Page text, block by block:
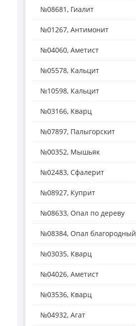
№08681, Гиалит
№01267, Антимонит
№04060, Аметист
№05578, Кальцит
№10598, Кальцит
№03166, Кварц
№07897, Палыгорскит
№00352, Мышьяк
№02483, Сфалерит
№08927, Куприт
№08633, Опал по дереву
№08384, Опал благородный
№03035, Кварц
№04026, Аметист
№03536, Кварц
№04932, Агат